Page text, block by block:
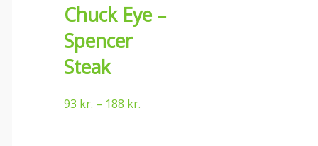
Chuck Eye –
Spencer
Steak
93 kr. – 188 kr.